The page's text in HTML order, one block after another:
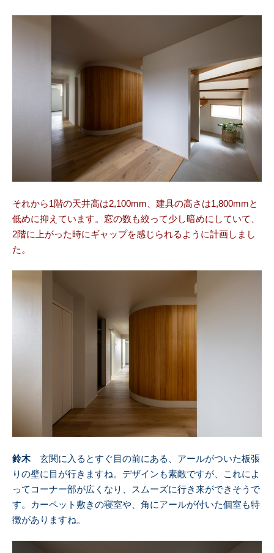
それから1階の天井高は2,100mm、建具の高さは1,800mmと
低めに抑えています。窓の数も絞って少し暗めにしていて、
2階に上がった時にギャップを感じられるように計画しまし
た。
鈴木玄関に入るとすぐ目の前にある、アールがついた板張
りの壁に目が行きますね。デザインも素敵ですが、これによ
ってコーナー部が広くなり、スムーズに行き来ができそうで
す。カーペット敷きの寝室や、角にアールが付いた個室も特
徴がありますね。